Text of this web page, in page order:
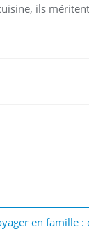
ils
en famille